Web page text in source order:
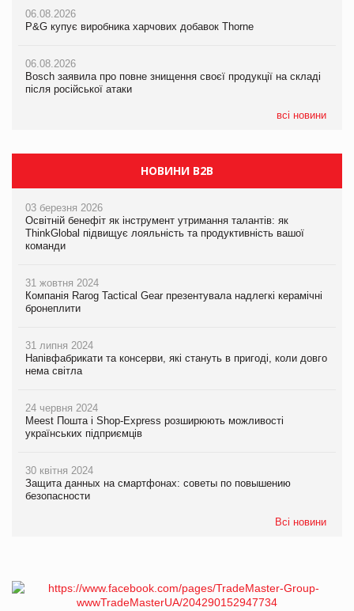
06.08.2026
P&G купує виробника харчових добавок Thorne
06.08.2026
Bosch заявила про повне знищення своєї продукції на складі
після російської атаки
всі новини
06.08.2026
P&G купує виробника харчових добавок Thorne
06.08.2026
Bosch заявила про повне знищення своєї продукції на складі
після російської атаки
06.08.2026
P&G купує виробника харчових добавок Thorne
06.08.2026
Bosch заявила про повне знищення своєї продукції на складі
після російської атаки
НОВИНИ B2B
03 березня 2026
Освітній бенефіт як інструмент утримання талантів: як
ThinkGlobal підвищує лояльність та продуктивність вашої
команди
31 жовтня 2024
Компанія Rarog Tactical Gear презентувала надлегкі керамічні
бронеплити
31 липня 2024
Напівфабрикати та консерви, які стануть в пригоді, коли довго
нема світла
24 червня 2024
Meest Пошта і Shop-Express розширюють можливості
українських підприємців
30 квітня 2024
Защита данных на смартфонах: советы по повышению
безопасности
Всі новини